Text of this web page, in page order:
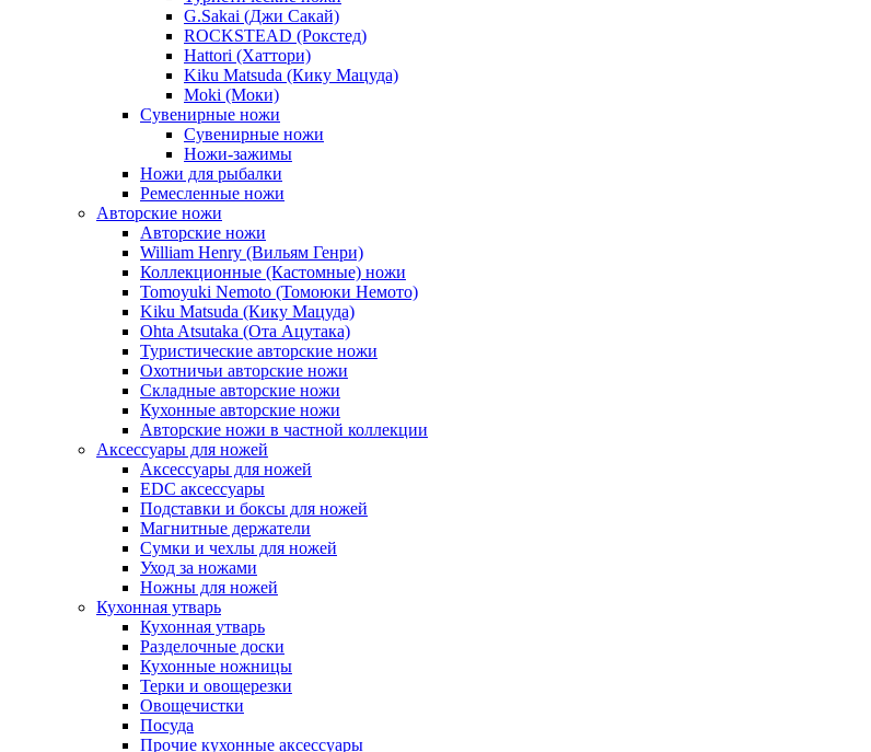
G.Sakai (Джи Сакай)
ROCKSTEAD (Рокстед)
Hattori (Хаттори)
Kiku Matsuda (Кику Мацуда)
Moki (Моки)
Сувенирные ножи
Сувенирные ножи
Ножи-зажимы
Ножи для рыбалки
Ремесленные ножи
Авторские ножи
Авторские ножи
William Henry (Вильям Генри)
Коллекционные (Кастомные) ножи
Tomoyuki Nemoto (Томоюки Немото)
Kiku Matsuda (Кику Мацуда)
Ohta Atsutaka (Ота Ацутака)
Туристические авторские ножи
Охотничьи авторские ножи
Складные авторские ножи
Кухонные авторские ножи
Авторские ножи в частной коллекции
Аксессуары для ножей
Аксессуары для ножей
EDC аксессуары
Подставки и боксы для ножей
Магнитные держатели
Сумки и чехлы для ножей
Уход за ножами
Ножны для ножей
Кухонная утварь
Кухонная утварь
Разделочные доски
Кухонные ножницы
Терки и овощерезки
Овощечистки
Посуда
Прочие кухонные аксессуары